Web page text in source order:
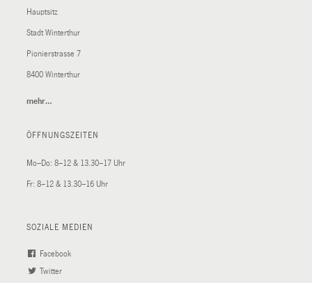
Hauptsitz
Stadt Winterthur
Pionierstrasse 7
8400 Winterthur
mehr…
ÖFFNUNGSZEITEN
Mo–Do: 8–12 & 13.30–17 Uhr
Fr: 8–12 & 13.30–16 Uhr
SOZIALE MEDIEN
Facebook
Twitter